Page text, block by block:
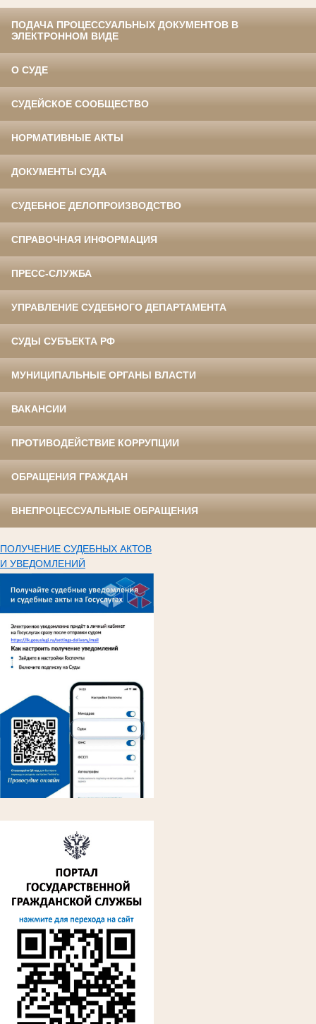
ПОДАЧА ПРОЦЕССУАЛЬНЫХ ДОКУМЕНТОВ В
ЭЛЕКТРОННОМ ВИДЕ
О СУДЕ
СУДЕЙСКОЕ СООБЩЕСТВО
НОРМАТИВНЫЕ АКТЫ
ДОКУМЕНТЫ СУДА
СУДЕБНОЕ ДЕЛОПРОИЗВОДСТВО
СПРАВОЧНАЯ ИНФОРМАЦИЯ
ПРЕСС-СЛУЖБА
УПРАВЛЕНИЕ СУДЕБНОГО ДЕПАРТАМЕНТА
СУДЫ СУБЪЕКТА РФ
МУНИЦИПАЛЬНЫЕ ОРГАНЫ ВЛАСТИ
ВАКАНСИИ
ПРОТИВОДЕЙСТВИЕ КОРРУПЦИИ
ОБРАЩЕНИЯ ГРАЖДАН
ВНЕПРОЦЕССУАЛЬНЫЕ ОБРАЩЕНИЯ
ПОЛУЧЕНИЕ СУДЕБНЫХ АКТОВ
И УВЕДОМЛЕНИЙ